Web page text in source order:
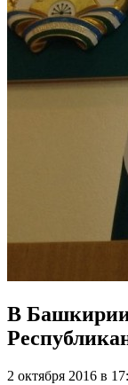
В
2 октября 2016 в